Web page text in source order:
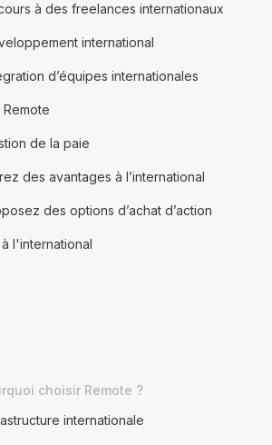
à des freelances internationaux
international
d’équipes internationales
Remote
de la paie
des avantages à l’international
des options d’achat d’action
à l'international
choisir Remote ?
internationale